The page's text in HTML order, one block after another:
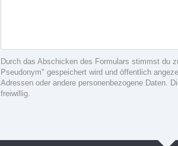
Durch das Abschicken des Formulars stimmst du
Pseudonym" gespeichert wird und öffentlich
Adressen oder andere personenbezogene Daten.
freiwillig.